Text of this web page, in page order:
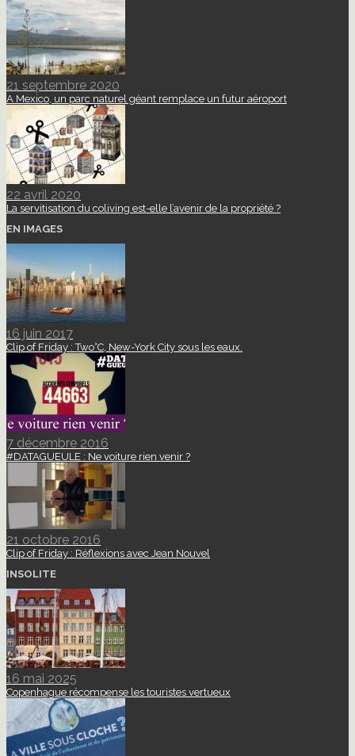
21 septembre 2020
A Mexico, un parc naturel géant remplace un futur aéroport
22 avril 2020
La servitisation du coliving est-elle l’avenir de la propriété ?
EN IMAGES
16 juin 2017
Clip of Friday : Two°C, New-York City sous les eaux.
7 décembre 2016
#DATAGUEULE : Ne voiture rien venir ?
21 octobre 2016
Clip of Friday : Réflexions avec Jean Nouvel
INSOLITE
16 mai 2025
Copenhague récompense les touristes vertueux